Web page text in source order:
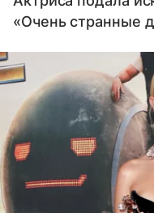
«Очень странные